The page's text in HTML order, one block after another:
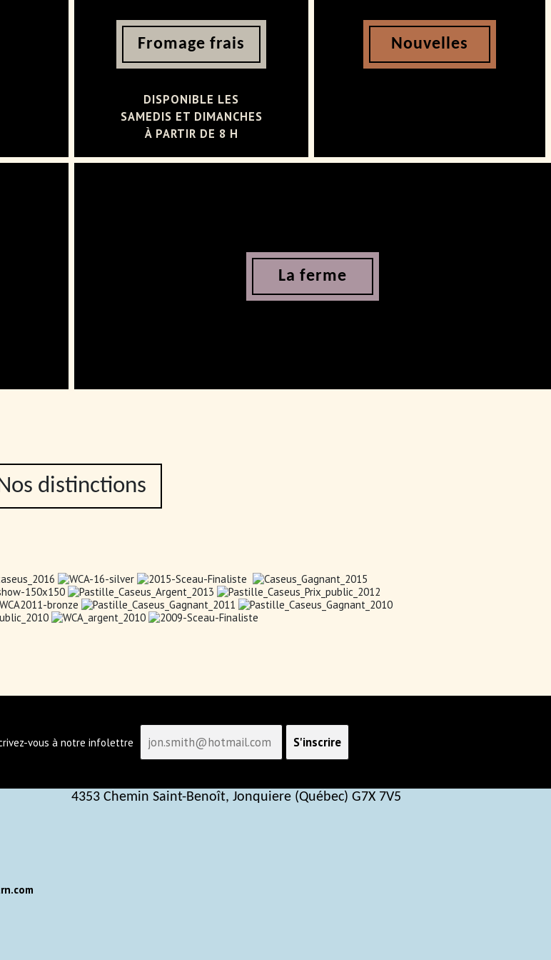
Fromage frais
DISPONIBLE LES
SAMEDIS ET DIMANCHES
À PARTIR DE 8 H
Nouvelles
La ferme
distinctions
vous à notre infolettre
4353 Chemin Saint-Benoît, Jonquiere (Québec) G7X 7V5